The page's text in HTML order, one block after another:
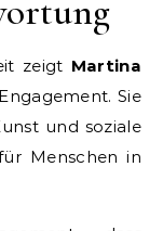
zeigt Martina
Sie
und soziale
Menschen in